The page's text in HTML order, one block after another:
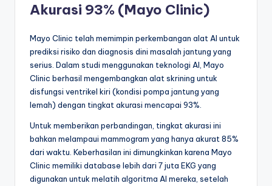
Akurasi 93% (Mayo Clinic)
Mayo Clinic telah memimpin perkembangan alat AI untuk
prediksi risiko dan diagnosis dini masalah jantung yang
serius. Dalam studi menggunakan teknologi AI, Mayo
Clinic berhasil mengembangkan alat skrining untuk
disfungsi ventrikel kiri (kondisi pompa jantung yang
lemah) dengan tingkat akurasi mencapai 93%.
Untuk memberikan perbandingan, tingkat akurasi ini
bahkan melampaui mammogram yang hanya akurat 85%
dari waktu. Keberhasilan ini dimungkinkan karena Mayo
Clinic memiliki database lebih dari 7 juta EKG yang
digunakan untuk melatih algoritma AI mereka, setelah